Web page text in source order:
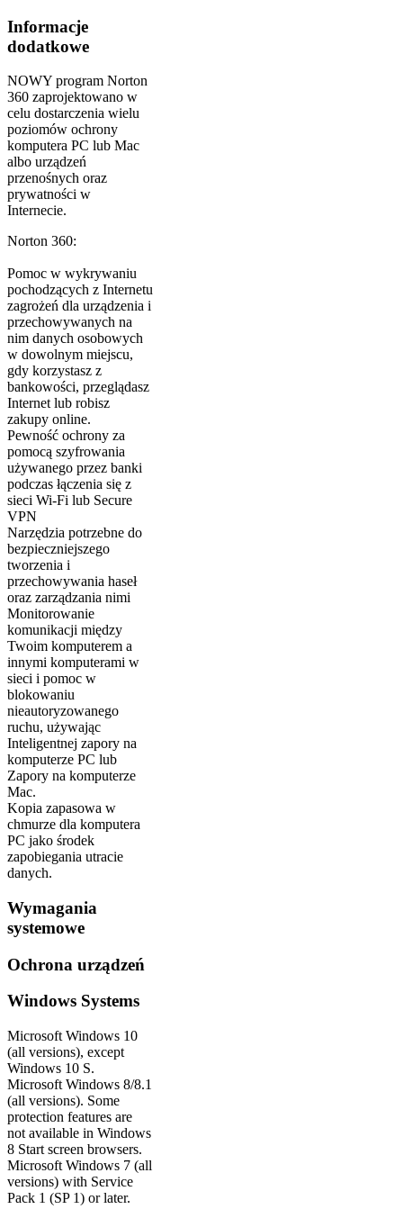
Informacje
dodatkowe
NOWY program Norton
360 zaprojektowano w
celu dostarczenia wielu
poziomów ochrony
komputera PC lub Mac
albo urządzeń
przenośnych oraz
prywatności w
Internecie.
Norton 360:
Pomoc w wykrywaniu
pochodzących z Internetu
zagrożeń dla urządzenia i
przechowywanych na
nim danych osobowych
w dowolnym miejscu,
gdy korzystasz z
bankowości, przeglądasz
Internet lub robisz
zakupy online.
Pewność ochrony za
pomocą szyfrowania
używanego przez banki
podczas łączenia się z
sieci Wi-Fi lub Secure
VPN
Narzędzia potrzebne do
bezpieczniejszego
tworzenia i
przechowywania haseł
oraz zarządzania nimi
Monitorowanie
komunikacji między
Twoim komputerem a
innymi komputerami w
sieci i pomoc w
blokowaniu
nieautoryzowanego
ruchu, używając
Inteligentnej zapory na
komputerze PC lub
Zapory na komputerze
Mac.
Kopia zapasowa w
chmurze dla komputera
PC jako środek
zapobiegania utracie
danych.
Wymagania
systemowe
Ochrona urządzeń
Windows Systems
Microsoft Windows 10
(all versions), except
Windows 10 S.
Microsoft Windows 8/8.1
(all versions). Some
protection features are
not available in Windows
8 Start screen browsers.
Microsoft Windows 7 (all
versions) with Service
Pack 1 (SP 1) or later.